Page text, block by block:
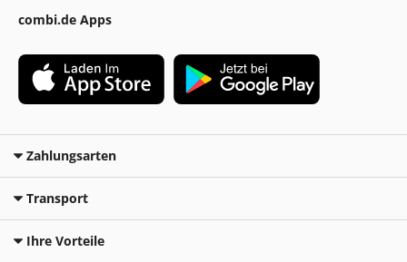
combi.de Apps
Zahlungsarten
Transport
Ihre Vorteile